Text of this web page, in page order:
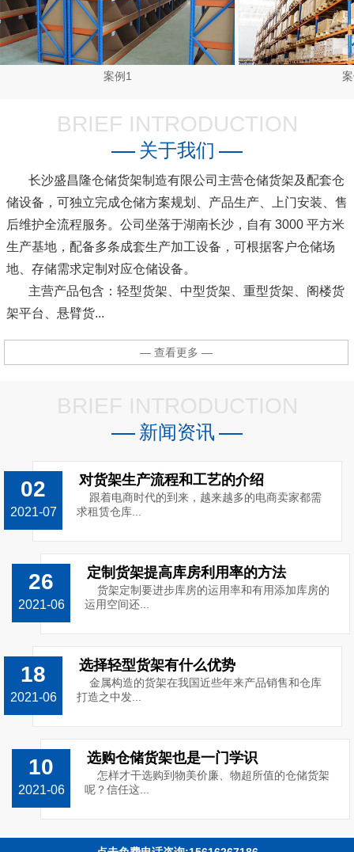
案例1
BRIEF INTRODUCTION
关于我们
长沙盛昌隆仓储货架制造有限公司主营仓储货架及配套仓
储设备，可独立完成仓储方案规划、产品生产、上门安装、售
后维护全流程服务。公司坐落于湖南长沙，自有 3000 平方米
生产基地，配备多条成套生产加工设备，可根据客户仓储场
地、存储需求定制对应仓储设备。
主营产品包含：轻型货架、中型货架、重型货架、阁楼货
架平台、悬臂货...
— 查看更多 —
BRIEF INTRODUCTION
新闻资讯
02
2021-07
对货架生产流程和工艺的介绍
跟着电商时代的到来，越来越多的电商卖家都需
求租赁仓库...
26
2021-06
定制货架提高库房利用率的方法
货架定制要进步库房的运用率和有用添加库房的
运用空间还...
18
2021-06
选择轻型货架有什么优势
金属构造的货架在我国近些年来产品销售和仓库
打造之中发...
10
2021-06
选购仓储货架也是一门学识
怎样才干选购到物美价廉、物超所值的仓储货架
呢？信任这...